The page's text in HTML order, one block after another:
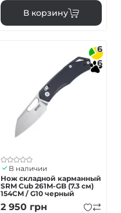
В корзину
6
6
В наличии
Нож складной карманный
SRM Cub 261M-GB (7.3 см)
154CM / G10 черный
2 950 грн